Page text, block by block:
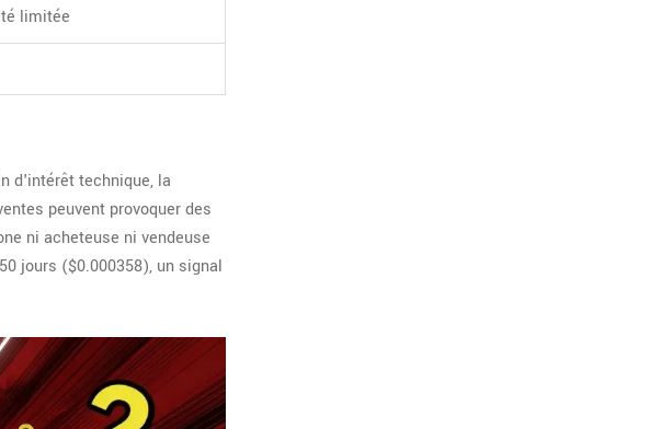
limitée
d'intérêt technique, la
peuvent provoquer des
ni acheteuse ni vendeuse
jours ($0.000358), un signal